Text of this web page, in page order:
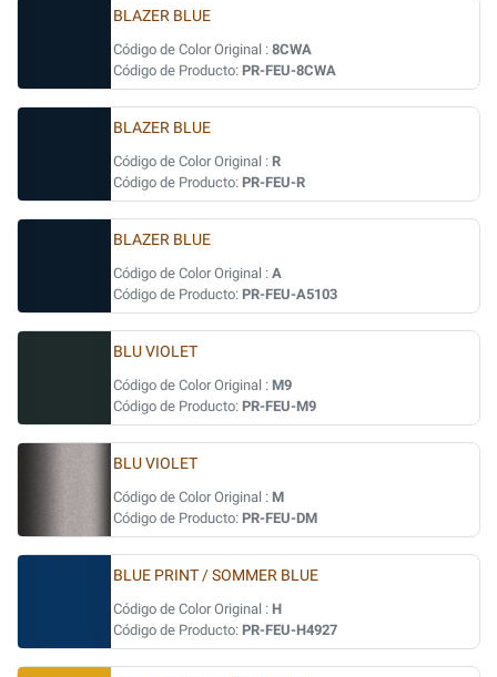
BLAZER BLUE
Código de Color Original : 8CWA
Código de Producto: PR-FEU-8CWA
BLAZER BLUE
Código de Color Original : R
Código de Producto: PR-FEU-R
BLAZER BLUE
Código de Color Original : A
Código de Producto: PR-FEU-A5103
BLU VIOLET
Código de Color Original : M9
Código de Producto: PR-FEU-M9
BLU VIOLET
Código de Color Original : M
Código de Producto: PR-FEU-DM
BLUE PRINT / SOMMER BLUE
Código de Color Original : H
Código de Producto: PR-FEU-H4927